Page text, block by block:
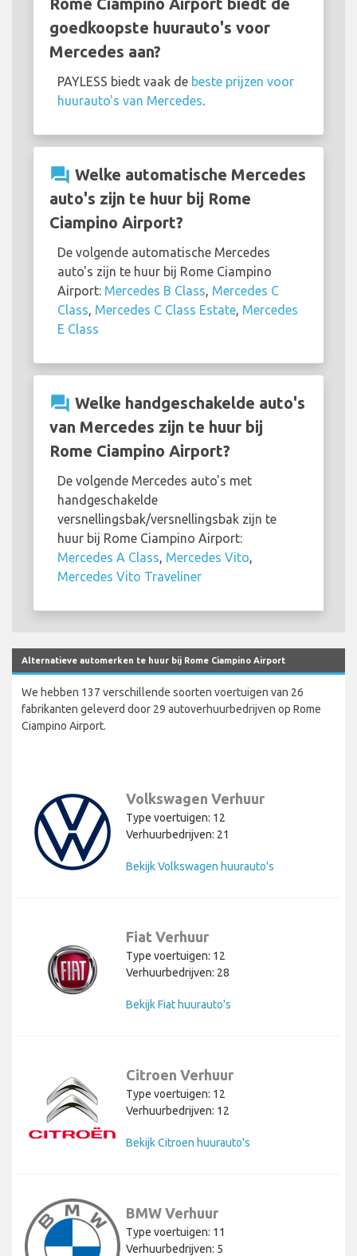
goedkoopste huurauto's voor
Mercedes aan?
PAYLESS biedt vaak de beste prijzen voor
huurauto's van Mercedes
question_answer Welke automatische Mercedes
auto's zijn te huur bij Rome
Ciampino Airport?
De volgende automatische Mercedes
auto's zijn te huur bij Rome Ciampino
Airport: Mercedes B Class Mercedes C
Class Mercedes C Class Estate Mercedes
E Class
question_answer Welke handgeschakelde auto's
van Mercedes zijn te huur bij
Rome Ciampino Airport?
De volgende Mercedes auto's met
handgeschakelde
versnellingsbak/versnellingsbak zijn te
huur bij Rome Ciampino Airport:
Mercedes A Class Mercedes Vito
Mercedes Vito Traveliner
Alternatieve automerken te huur bij Rome Ciampino Airport
We hebben 137 verschillende soorten voertuigen van 26
fabrikanten geleverd door 29 autoverhuurbedrijven op Rome
Ciampino Airport.
Volkswagen Verhuur
Type voertuigen: 12
Verhuurbedrijven: 21
Bekijk Volkswagen huurauto's
Fiat Verhuur
Type voertuigen: 12
Verhuurbedrijven: 28
Bekijk Fiat huurauto's
Citroen Verhuur
Type voertuigen: 12
Verhuurbedrijven: 12
Bekijk Citroen huurauto's
BMW Verhuur
Type voertuigen: 11
Verhuurbedrijven: 5